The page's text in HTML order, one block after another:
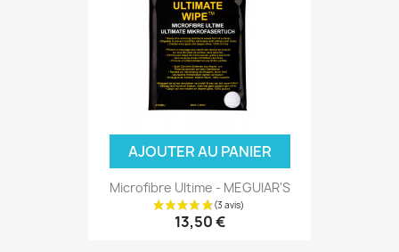
AJOUTER AU PANIER
Microfibre Ultime - MEGUIAR'S
13,50 €